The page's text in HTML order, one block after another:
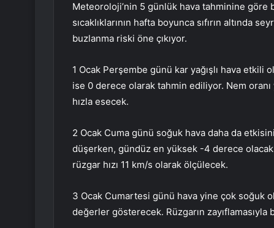
Meteoroloji’nin 5 günlük hava tahminine
sıcaklıklarının hafta boyunca sıfırın
buzlanma riski öne çıkıyor.
1 Ocak Perşembe günü kar yağışlı hava etkili
ise 0 derece olarak tahmin ediliyor. Nem
hızla esecek.
2 Ocak Cuma günü soğuk hava daha da
düşerken, gündüz en yüksek -4 derece
rüzgar hızı 11 km/s olarak ölçülecek.
3 Ocak Cumartesi günü hava yine çok soğuk
değerler gösterecek. Rüzgarın